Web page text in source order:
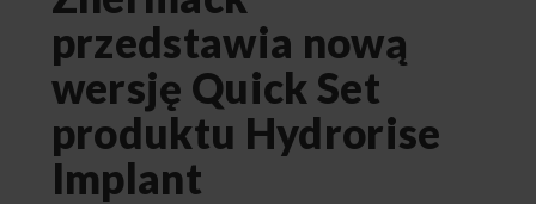
przedstawia nową
wersję Quick Set
produktu Hydrorise
Implant